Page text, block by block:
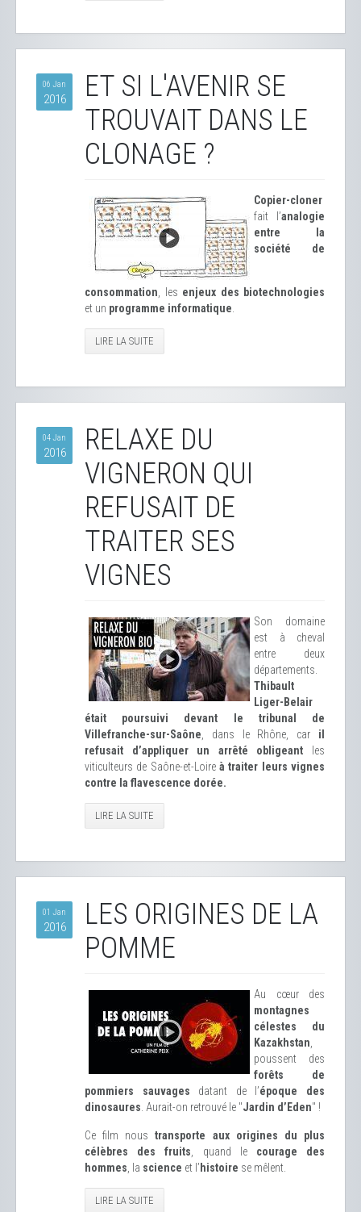
06 Jan
2016
ET SI L'AVENIR SE
TROUVAIT DANS LE
CLONAGE ?
Copier-cloner
fait l’analogie
entre la
société de
consommation , les enjeux des biotechnologies
et un programme informatique
LIRE LA SUITE
04 Jan
2016
RELAXE DU
VIGNERON QUI
REFUSAIT DE
TRAITER SES
VIGNES
Son domaine
est à cheval
entre deux
départements.
Thibault
Liger-Belair
était poursuivi devant le tribunal de
Villefranche-sur-Saône , dans le Rhône, car il
refusait d’appliquer un arrêté obligeant les
viticulteurs de Saône-et-Loire à traiter leurs vignes
contre la flavescence dorée.
LIRE LA SUITE
01 Jan
2016
LES ORIGINES DE LA
POMME
Au cœur des
montagnes
célestes du
Kazakhstan
poussent des
forêts de
pommiers sauvages datant de l’époque des
dinosaures . Aurait-on retrouvé le "Jardin d’Eden" !
Ce film nous transporte aux origines du plus
célèbres des fruits , quand le courage des
hommes , la science et l’ histoire se mêlent.
LIRE LA SUITE